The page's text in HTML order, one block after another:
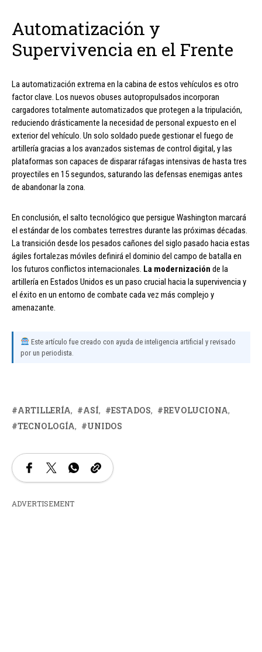
Automatización y
Supervivencia en el Frente
La automatización extrema en la cabina de estos vehículos es otro
factor clave. Los nuevos obuses autopropulsados incorporan
cargadores totalmente automatizados que protegen a la tripulación,
reduciendo drásticamente la necesidad de personal expuesto en el
exterior del vehículo. Un solo soldado puede gestionar el fuego de
artillería gracias a los avanzados sistemas de control digital, y las
plataformas son capaces de disparar ráfagas intensivas de hasta tres
proyectiles en 15 segundos, saturando las defensas enemigas antes
de abandonar la zona.
En conclusión, el salto tecnológico que persigue Washington marcará
el estándar de los combates terrestres durante las próximas décadas.
La transición desde los pesados cañones del siglo pasado hacia estas
ágiles fortalezas móviles definirá el dominio del campo de batalla en
los futuros conflictos internacionales. La modernización de la
artillería en Estados Unidos es un paso crucial hacia la supervivencia y
el éxito en un entorno de combate cada vez más complejo y
amenazante.
Este artículo fue creado con ayuda de inteligencia artificial y revisado
por un periodista.
ARTILLERÍA ASÍ ESTADOS
REVOLUCIONA
TECNOLOGÍA
UNIDOS
ADVERTISEMENT